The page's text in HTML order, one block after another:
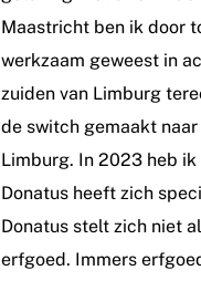
Maastricht ben ik door
werkzaam geweest in
zuiden van Limburg
de switch gemaakt
Limburg. In 2023 heb
Donatus heeft zich
Donatus stelt zich niet
erfgoed. Immers